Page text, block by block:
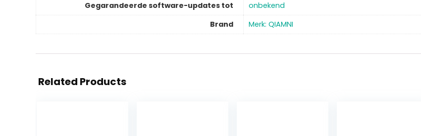
Gegarandeerde software-updates tot
‎onbekend
Brand
Merk: QIAMNI
Related Products